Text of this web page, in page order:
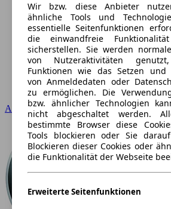
Audi
Wir bzw. diese Anbieter
ähnliche Tools und
essentielle Seitenfunktionen
die einwandfreie
sicherstellen. Sie werden
von Nutzeraktivitäten
Funktionen wie das Setzen und
von Anmeldedaten oder
zu ermöglichen. Die
bzw. ähnlicher Technologien
nicht abgeschaltet werden.
bestimmte Browser diese
Tools blockieren oder Sie
Blockieren dieser Cookies oder
die Funktionalität der Webseite
Erweiterte Seitenfunktionen